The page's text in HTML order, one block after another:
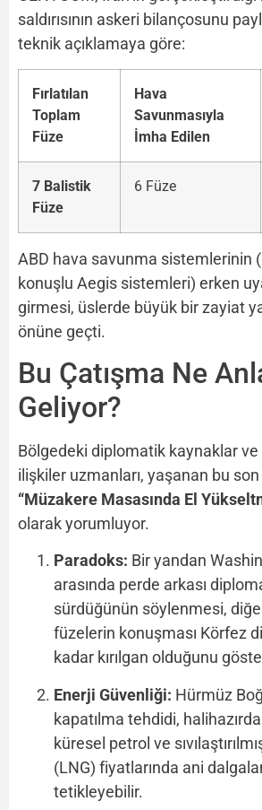
saldırısının askeri bilançosunu
teknik açıklamaya göre:
Fırlatılan
Toplam
Füze
Hava
Savunmasıyla
İmha Edilen
7 Balistik
Füze
6 Füze
ABD hava savunma sistemlerinin
konuşlu Aegis sistemleri) erken
girmesi, üslerde büyük bir zayiat
önüne geçti.
Bu Çatışma Ne
Geliyor?
Bölgedeki diplomatik kaynaklar ve
ilişkiler uzmanları, yaşanan bu
“Müzakere Masasında El
olarak yorumluyor.
Paradoks: Bir yandan
arasında perde arkası
sürdüğünün söylenmesi,
füzelerin konuşması Körfez
kadar kırılgan olduğunu
Enerji Güvenliği: Hürmüz
kapatılma tehdidi,
küresel petrol ve
(LNG) fiyatlarında ani
tetikleyebilir.